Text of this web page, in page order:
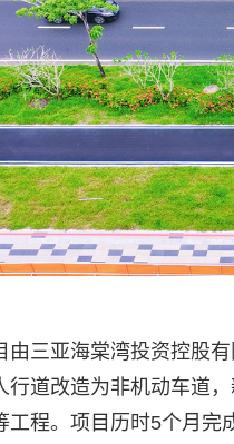
由三亚海棠湾投资控股
行道改造为非机动车道
工程。项目历时5个月完